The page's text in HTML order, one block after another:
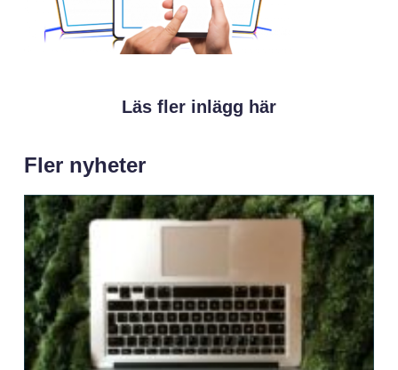
Läs fler inlägg här
Fler nyheter